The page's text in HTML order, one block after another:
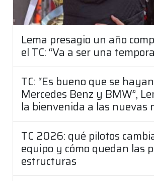
Lema presagio un año
el TC: “Va a ser una
TC: “Es bueno que se
Mercedes Benz y BMW”,
la bienvenida a las nuevas
TC 2026: qué pilotos
equipo y cómo quedan las
estructuras